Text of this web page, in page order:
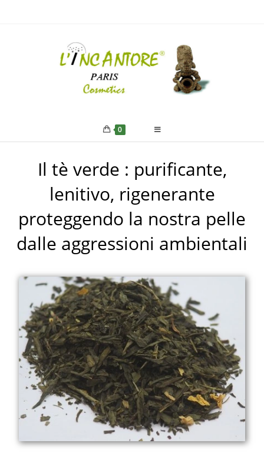
0
Il tè verde : purificante,
lenitivo, rigenerante
proteggendo la nostra pelle
dalle aggressioni ambientali